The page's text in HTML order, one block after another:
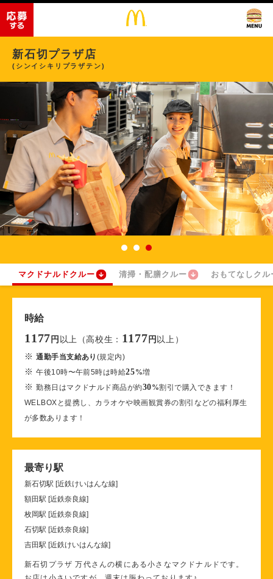
新石切プラザ店
(シンイシキリプラザテン)
マクドナルドクルー 清掃・配膳クルー おもてなしクル
時給
1177 円 以上（高校生： 1177 円 以上）
※通勤手当支給あり (規定内)
※午後10時〜午前5時は時給25%増
※勤務日はマクドナルド商品が約30%割引で購入できます！
WELBOXと提携し、カラオケや映画観賞券の割引などの福利厚生
が多数あります！
最寄り駅
新石切駅 [近鉄けいはんな線]
額田駅 [近鉄奈良線]
枚岡駅 [近鉄奈良線]
石切駅 [近鉄奈良線]
吉田駅 [近鉄けいはんな線]
新石切プラザ 万代さんの横にある小さなマクドナルドです。